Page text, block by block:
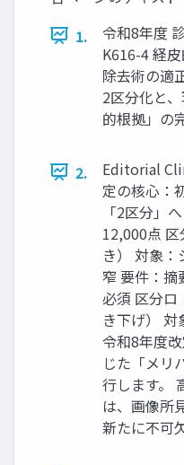
1.
令和8年度
K616-4 経
除去術の適
2区分化と
的根拠」の
2.
Editorial
定の核心：
「2区分」
12,000点
き） 対象
窄 要件：摘
必須 区分ロ
き下げ）
令和8年度
じた「メリ
行します。
は、画像所
新たに不可